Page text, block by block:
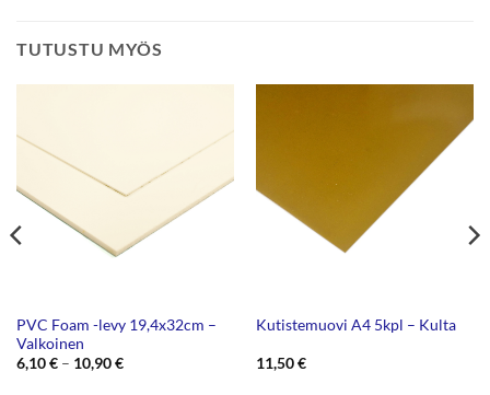
TUTUSTU MYÖS
PVC Foam -levy 19,4x32cm –
Valkoinen
6,10€ – 10,90€Hintaluokka:
Kutistemuovi A4 5kpl – Kulta
11,50€